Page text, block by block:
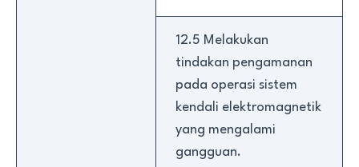
12.5 Melakukan
tindakan pengamanan
pada operasi sistem
kendali elektromagnetik
yang mengalami
gangguan.